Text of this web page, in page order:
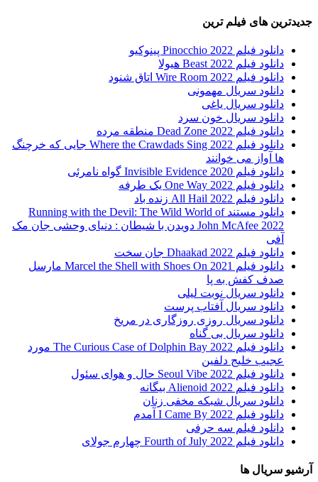
جدیدترین های فیلم ترین
دانلود فیلم Pinocchio 2022 پینوکیو
دانلود فیلم Beast 2022 هیولا
دانلود فیلم Wire Room 2022 اتاق شنود
دانلود سریال مهمونی
دانلود سریال یاغی
دانلود سریال خون سرد
دانلود فیلم 2022 Dead Zone منطقه مرده
دانلود فیلم Where the Crawdads Sing 2022 جایی که خرچنگ
ها آواز می خوانند
دانلود فیلم 2020 Invisible Evidence گواه نامرئی
دانلود فیلم One Way 2022 یک طرفه
دانلود فیلم All Hail 2022 زنده باد
دانلود مستند Running with the Devil: The Wild World of
John McAfee 2022 دویدن با شیطان : دنیای وحشی جان مک
آفی
دانلود فیلم Dhaakad 2022 جان سخت
دانلود فیلم Marcel the Shell with Shoes On 2021 مارسل
صدف کفش به پا
دانلود سریال نوبت لیلی
دانلود سریال آفتاب پرست
دانلود سریال روزی روزگاری در مریخ
دانلود سریال بی گناه
دانلود فیلم The Curious Case of Dolphin Bay 2022 مورد
عجیب خلیج دلفین
دانلود فیلم Seoul Vibe 2022 حال و هوای سئول
دانلود فیلم Alienoid 2022 بیگانه
دانلود سریال شبکه مخفی زنان
دانلود فیلم I Came By 2022 آمدم
دانلود فیلم سه حرفی
دانلود فیلم Fourth of July 2022 چهارم جولای
آرشیو سریال ها